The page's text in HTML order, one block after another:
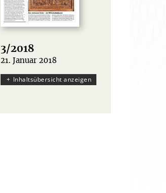
3/2018
:
21. Januar 2018
Inhaltsübersicht anzeigen